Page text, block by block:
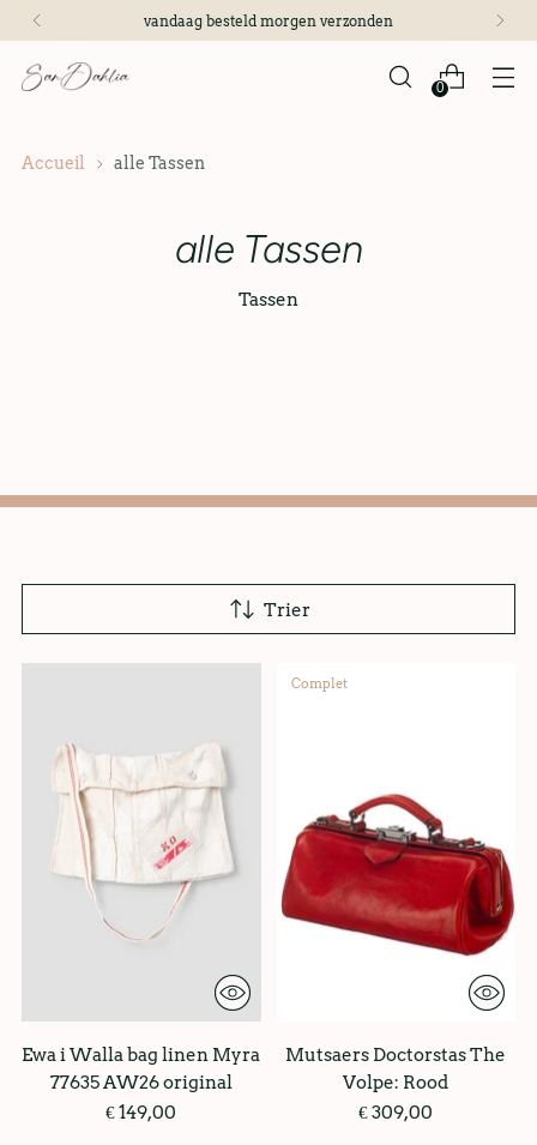
vandaag besteld morgen verzonden
0
Accueil alle Tassen
alle Tassen
Tassen
Trier
Ewa i Walla bag linen Myra
77635 AW26 original
€ 149,00
Complet
Mutsaers Doctorstas The
Volpe: Rood
€ 309,00